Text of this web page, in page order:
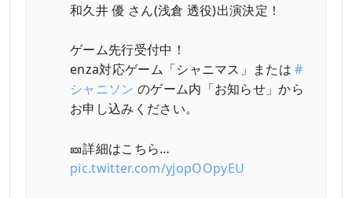
和久井 優 さん(浅倉 透役)出演決定！
ゲーム先行受付中！
enza対応ゲーム「シャニマス」または#
シャニソン のゲーム内「お知らせ」から
お申し込みください。
🎫詳細はこちら…
pic.twitter.com/yjopOOpyEU